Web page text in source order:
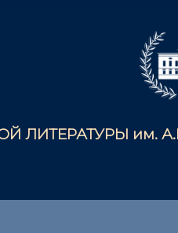
ЛИТЕРАТУРЫ им.